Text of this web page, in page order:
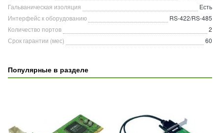
Гальваническая изоляция
Есть
Интерфейс к оборудованию
RS-422/RS-485
Количество портов
2
Срок гарантии (мес)
60
Популярные в разделе